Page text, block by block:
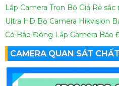
Lắp Camera Trọn Bộ Giá Rẻ sắc
Ultra HD Bộ Camera Hikvision
Có Báo Đông Lắp Camera Báo
CAMERA QUAN SÁT